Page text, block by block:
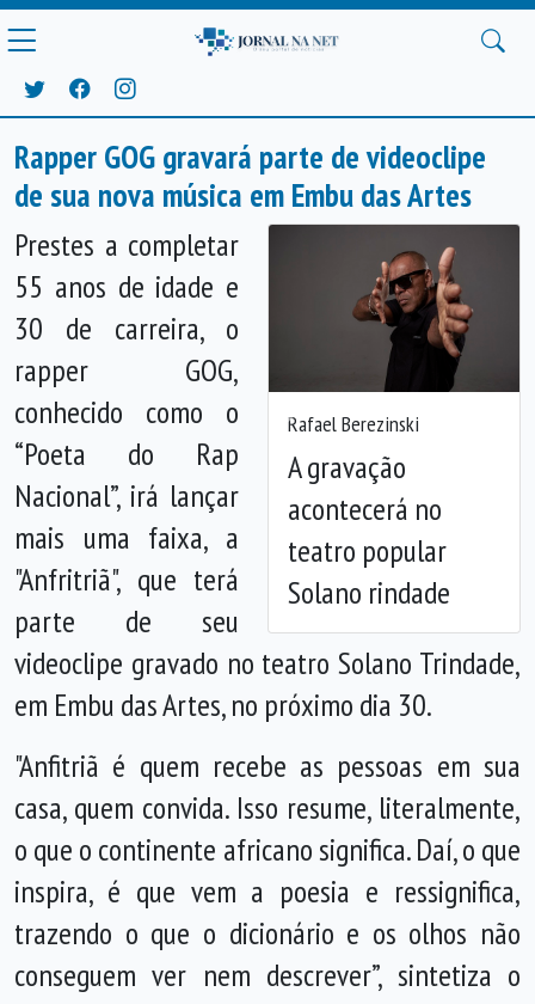
Rapper GOG gravará parte de videoclipe
de sua nova música em Embu das Artes
Rafael Berezinski
A gravação
acontecerá no
teatro popular
Solano rindade
Prestes a completar
55 anos de idade e
30 de carreira, o
rapper GOG,
conhecido como o
“Poeta do Rap
Nacional”, irá lançar
mais uma faixa, a
"Anfritriã", que terá
parte de seu
videoclipe gravado no teatro Solano Trindade,
em Embu das Artes, no próximo dia 30.
"Anfitriã é quem recebe as pessoas em sua
casa, quem convida. Isso resume, literalmente,
o que o continente africano significa. Daí, o que
inspira, é que vem a poesia e ressignifica,
trazendo o que o dicionário e os olhos não
conseguem ver nem descrever”, sintetiza o